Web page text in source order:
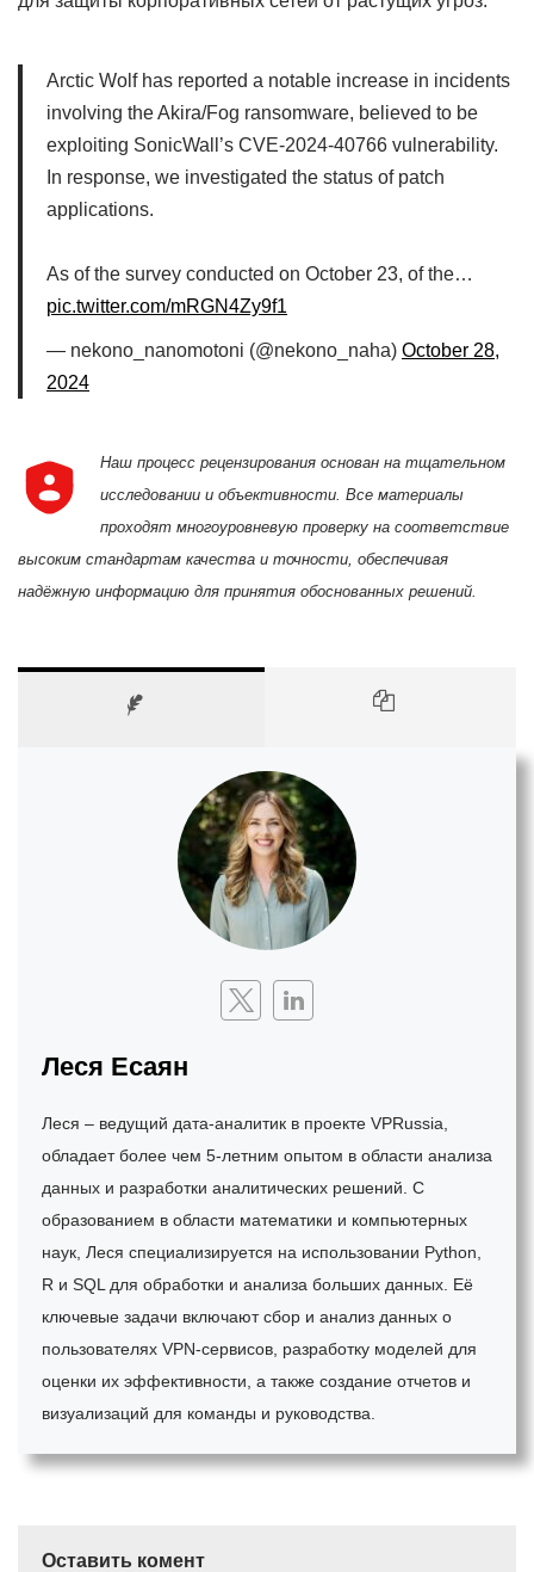
Arctic Wolf has reported a notable increase in incidents
involving the Akira/Fog ransomware, believed to be
exploiting SonicWall’s CVE-2024-40766 vulnerability.
In response, we investigated the status of patch
applications.
As of the survey conducted on October 23, of the…
pic.twitter.com/mRGN4Zy9f1
— nekono_nanomotoni (@nekono_naha) October 28,
2024
Наш процесс рецензирования основан на тщательном
исследовании и объективности. Все материалы
проходят многоуровневую проверку на соответствие
высоким стандартам качества и точности, обеспечивая
надёжную информацию для принятия обоснованных решений.
Леся Есаян
Леся – ведущий дата-аналитик в проекте VPRussia,
обладает более чем 5-летним опытом в области анализа
данных и разработки аналитических решений. С
образованием в области математики и компьютерных
наук, Леся специализируется на использовании Python,
R и SQL для обработки и анализа больших данных. Её
ключевые задачи включают сбор и анализ данных о
пользователях VPN-сервисов, разработку моделей для
оценки их эффективности, а также создание отчетов и
визуализаций для команды и руководства.
Оставить комент